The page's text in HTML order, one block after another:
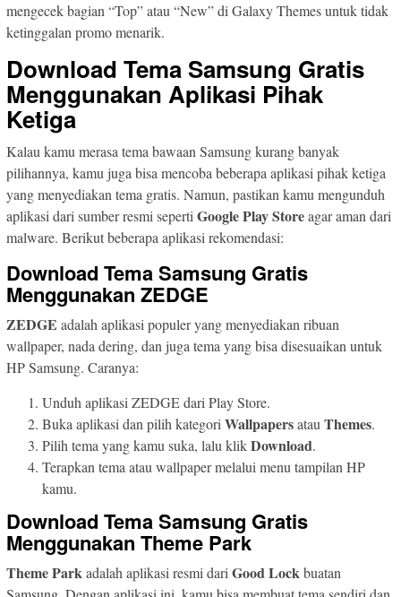
mengecek bagian “Top” atau “New” di Galaxy Themes untuk tidak
ketinggalan promo menarik.
Download Tema Samsung Gratis
Menggunakan Aplikasi Pihak
Ketiga
Kalau kamu merasa tema bawaan Samsung kurang banyak
pilihannya, kamu juga bisa mencoba beberapa aplikasi pihak ketiga
yang menyediakan tema gratis. Namun, pastikan kamu mengunduh
aplikasi dari sumber resmi seperti Google Play Storeagar aman dari
malware. Berikut beberapa aplikasi rekomendasi:
Download Tema Samsung Gratis
Menggunakan ZEDGE
ZEDGE adalah aplikasi populer yang menyediakan ribuan
wallpaper, nada dering, dan juga tema yang bisa disesuaikan untuk
HP Samsung. Caranya:
Unduh aplikasi ZEDGE dari Play Store.
Buka aplikasi dan pilih kategori Wallpapersatau Themes.
Pilih tema yang kamu suka, lalu klikDownload.
Terapkan tema atau wallpaper melalui menu tampilan HP
kamu.
Download Tema Samsung Gratis
Menggunakan Theme Park
Theme Parkadalah aplikasi resmi dari Good Lockbuatan